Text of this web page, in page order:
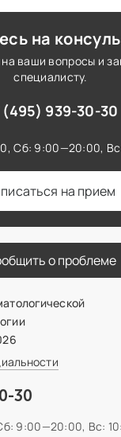
на
ваши вопросы и
специалисту.
(495) 939-30-30
Сб: 9:00—20:00,
на прием
о проблеме
30
9:00—20:00, Вс: